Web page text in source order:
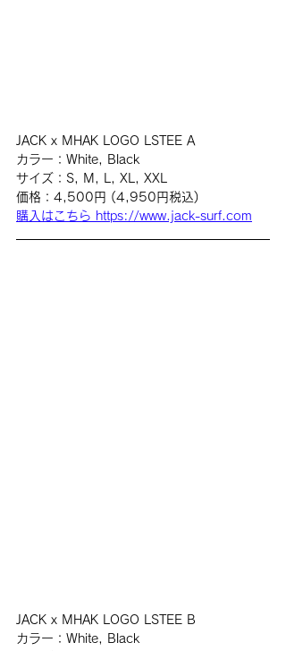
JACK x MHAK LOGO LSTEE A
カラー：White, Black
サイズ：S, M, L, XL, XXL
価格：4,500円 (4,950円税込)
購入はこちら https://www.jack-surf.com
JACK x MHAK LOGO LSTEE B
カラー：White, Black